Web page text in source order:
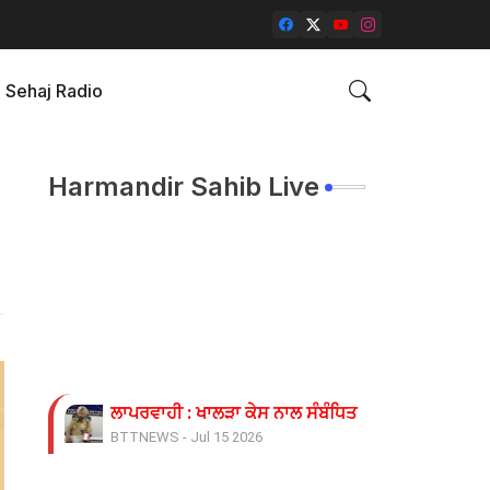
Sehaj Radio
Harmandir Sahib Live
ਲਾਪਰਵਾਹੀ : ਖਾਲੜਾ ਕੇਸ ਨਾਲ ਸੰਬੰਧਿਤ ਡੀਐਸਪੀ ਦੀ
BTTNEWS - Jul 15 2026